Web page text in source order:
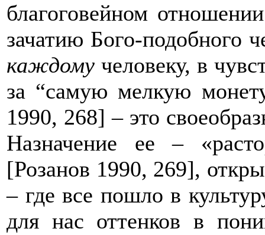
благоговейном
зачатию Бого-подобного
каждому человеку, в
за “самую мелкую
1990, 268] – это
Назначение ее –
[Розанов 1990, 269],
– где все пошло в
для нас оттенков в